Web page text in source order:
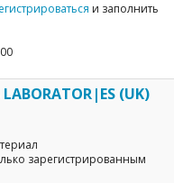
и заполнить
(UK)
зарегистрированным